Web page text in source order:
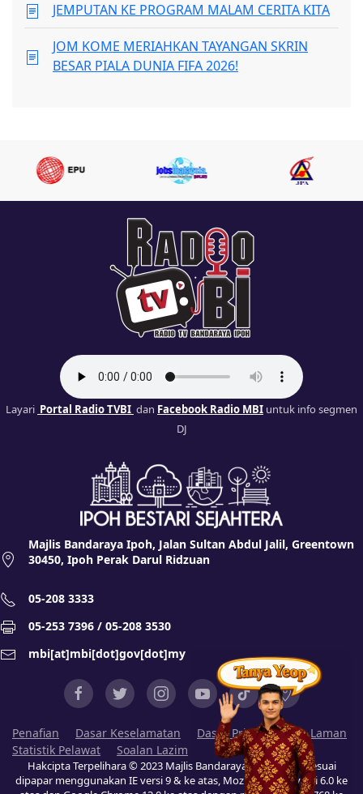
JEMPUTAN KE PROGRAM MALAM CERITA KITA
JOM KOME MERIAHKAN TAYANGAN SKRIN
BESAR PIALA DUNIA FIFA 2026!
Layari Portal Radio TVBI dan Facebook Radio MBI untuk info segmen
DJ
Majlis Bandaraya Ipoh, Jalan Sultan Abdul Jalil, Greentown
30450, Ipoh Perak Darul Ridzuan
05-208 3333
05-253 7396 / 05-208 3530
mbi[at]mbi[dot]gov[dot]my
Penafian Dasar Keselamatan Dasar Privasi
Peta Laman
Statistik Pelawat
Soalan Lazim
Hakcipta Terpelihara © 2023 Majlis Bandaraya Ipoh (MBI). Sesuai
dipapar menggunakan IE versi 9 & ke atas, Mozilla Firefox versi 6.0 ke